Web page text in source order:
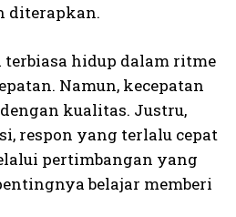
diterapkan.
hidup dalam ritme
Namun, kecepatan
kualitas. Justru,
respon yang terlalu cepat
pertimbangan yang
belajar memberi